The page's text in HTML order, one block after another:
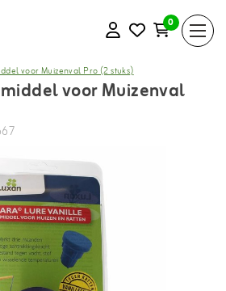
0
voor Muizenval Pro (2 stuks)
voor Muizenval